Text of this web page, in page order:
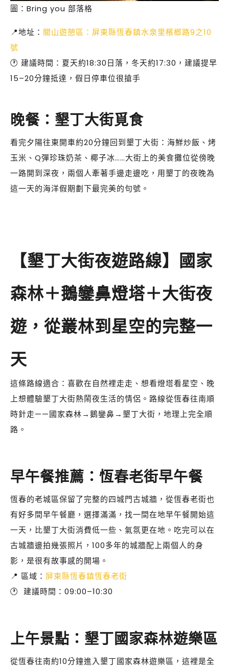
圖：Bring you 部落格
📍地址： 關山遊憩區：屏東縣恆春鎮水泉里檳榔路9之10
號
🕐 建議時間：夏天約18:30日落，冬天約17:30，建議提早
15–20分鐘抵達，假日停車位很搶手
晚餐：墾丁大街覓食
看完夕陽往東開車約20分鐘回到墾丁大街：海鮮炒飯、烤
玉米、Q彈珍珠奶茶、椰子冰……大街上的美食攤位從傍晚
一路開到深夜，兩個人牽著手邊走邊吃，用墾丁的夜晚為
這一天的海洋假期劃下最完美的句號。
【墾丁大街夜遊路線】國家
森林＋鵝鑾鼻燈塔＋大街夜
遊，從叢林到星空的完整一
天
這條路線適合：喜歡在自然裡走走、想看燈塔看星空、晚
上想體驗墾丁大街熱鬧夜生活的情侶。路線從恆春往南順
時針走——國家森林→鵝鑾鼻→墾丁大街，地理上完全順
路。
早午餐推薦：恆春老街早午餐
恆春的老城區保留了完整的四城門古城牆，從恆春老街也
有好多間早午餐廳，選擇滿滿，找一間在地早午餐開始這
一天，比墾丁大街消費低一些、氣氛更在地。吃完可以在
古城牆邊拍幾張照片，100多年的城牆配上兩個人的身
影，是很有故事感的開場。
📍 區域： 屏東縣恆春鎮恆春老街
🕐 建議時間：09:00–10:30
上午景點：墾丁國家森林遊樂區
從恆春往南約10分鐘進入墾丁國家森林遊樂區，這裡是全